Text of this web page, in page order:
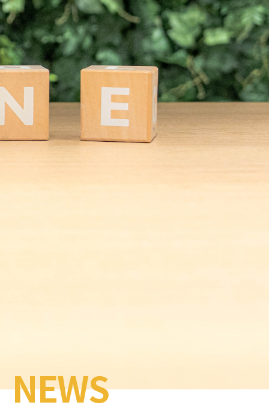
NEWS